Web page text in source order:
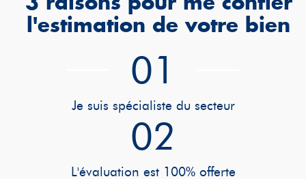
l'estimation de votre bien
01
Je suis spécialiste du secteur
02
L'évaluation est 100% offerte